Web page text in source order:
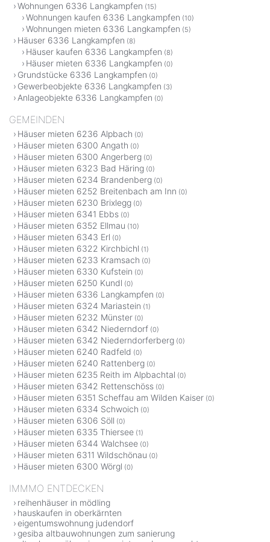
Wohnungen 6336 Langkampfen (15)
Wohnungen kaufen 6336 Langkampfen (10)
Wohnungen mieten 6336 Langkampfen (5)
Häuser 6336 Langkampfen (8)
Häuser kaufen 6336 Langkampfen (8)
Häuser mieten 6336 Langkampfen (0)
Grundstücke 6336 Langkampfen (0)
Gewerbeobjekte 6336 Langkampfen (3)
Anlageobjekte 6336 Langkampfen (0)
GEMEINDEN
Häuser mieten 6236 Alpbach (0)
Häuser mieten 6300 Angath (0)
Häuser mieten 6300 Angerberg (0)
Häuser mieten 6323 Bad Häring (0)
Häuser mieten 6234 Brandenberg (0)
Häuser mieten 6252 Breitenbach am Inn (0)
Häuser mieten 6230 Brixlegg (0)
Häuser mieten 6341 Ebbs (0)
Häuser mieten 6352 Ellmau (10)
Häuser mieten 6343 Erl (0)
Häuser mieten 6322 Kirchbichl (1)
Häuser mieten 6233 Kramsach (0)
Häuser mieten 6330 Kufstein (0)
Häuser mieten 6250 Kundl (0)
Häuser mieten 6336 Langkampfen (0)
Häuser mieten 6324 Mariastein (1)
Häuser mieten 6232 Münster (0)
Häuser mieten 6342 Niederndorf (0)
Häuser mieten 6342 Niederndorferberg (0)
Häuser mieten 6240 Radfeld (0)
Häuser mieten 6240 Rattenberg (0)
Häuser mieten 6235 Reith im Alpbachtal (0)
Häuser mieten 6342 Rettenschöss (0)
Häuser mieten 6351 Scheffau am Wilden Kaiser (0)
Häuser mieten 6334 Schwoich (0)
Häuser mieten 6306 Söll (0)
Häuser mieten 6335 Thiersee (1)
Häuser mieten 6344 Walchsee (0)
Häuser mieten 6311 Wildschönau (0)
Häuser mieten 6300 Wörgl (0)
IMMMO ENTDECKEN
reihenhäuser in mödling
hauskaufen in oberkärnten
eigentumswohnung judendorf
gesiba altbauwohnungen zum sanierung